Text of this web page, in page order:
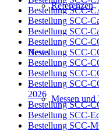
Referenzen
News
Messen und
Bestellung SCC-
Bestellung SCC-
Bestellung SCC-
Bestellung SCC-
Bestellung SCC-
Bestellung SCC-
Bestellung SCC-
Bestellung SCC-
2026
Bestellung SCC-
Bestellung SCC-
Bestellung SCC-